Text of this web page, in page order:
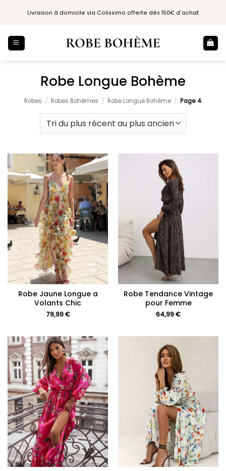
Livraison à domicile via Colissimo offerte dès 150€ d'achat
Robe Longue Bohème
Robes / Robes Bohèmes / Robe Longue Bohème / Page 4
Robe Jaune Longue a
Volants Chic
79,99€
Robe Tendance Vintage
pour Femme
64,99€